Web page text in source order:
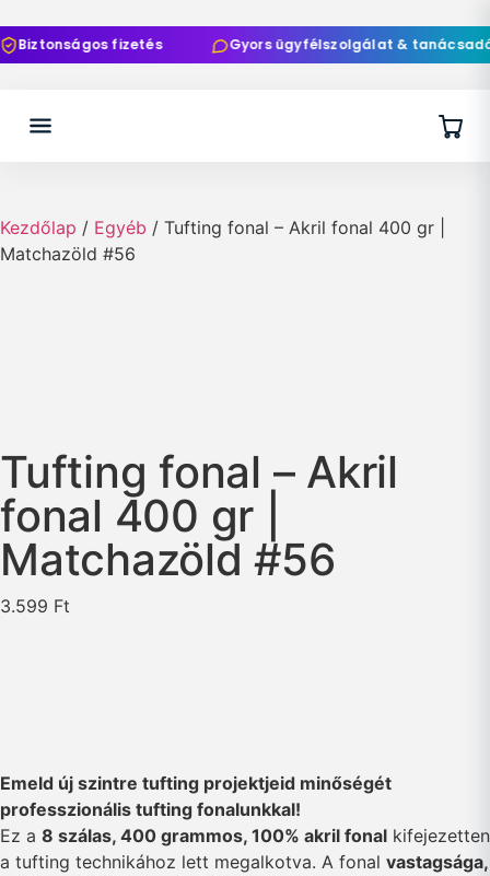
fizetés Gyors ügyfélszolgálat & tanácsadás
Kezdőlap / Egyéb / Tufting fonal – Akril fonal 400 gr |
Matchazöld #56
Tufting fonal – Akril
fonal 400 gr |
Matchazöld #56
3.599 Ft
Emeld új szintre tufting projektjeid minőségét
professzionális tufting fonalunkkal!
Ez a 8 szálas, 400 grammos, 100% akril fonal kifejezetten
a tufting technikához lett megalkotva. A fonal vastagsága,